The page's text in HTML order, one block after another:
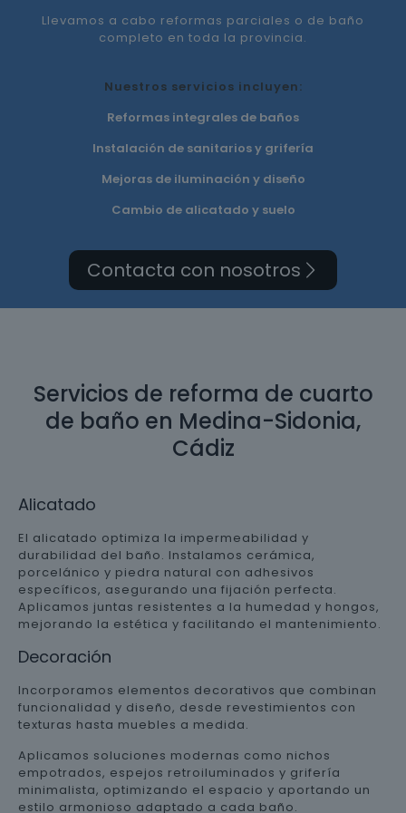
Llevamos a cabo reformas parciales o de baño
completo en toda la provincia.
Nuestros servicios incluyen:
Reformas integrales de baños
Instalación de sanitarios y grifería
Mejoras de iluminación y diseño
Cambio de alicatado y suelo
Contacta con nosotros
Servicios de reforma de cuarto
de baño en Medina-Sidonia,
Cádiz
Alicatado
El alicatado optimiza la impermeabilidad y
durabilidad del baño. Instalamos cerámica,
porcelánico y piedra natural con adhesivos
específicos, asegurando una fijación perfecta.
Aplicamos juntas resistentes a la humedad y hongos,
mejorando la estética y facilitando el mantenimiento.
Decoración
Incorporamos elementos decorativos que combinan
funcionalidad y diseño, desde revestimientos con
texturas hasta muebles a medida.
Aplicamos soluciones modernas como nichos
empotrados, espejos retroiluminados y grifería
minimalista, optimizando el espacio y aportando un
estilo armonioso adaptado a cada baño.